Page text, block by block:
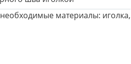
необходимые материалы: иголка,